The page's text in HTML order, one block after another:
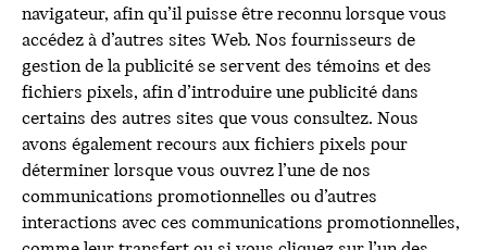
navigateur, afin qu’il puisse être reconnu lorsque vous
accédez à d’autres sites Web. Nos fournisseurs de
gestion de la publicité se servent des témoins et des
fichiers pixels, afin d’introduire une publicité dans
certains des autres sites que vous consultez. Nous
avons également recours aux fichiers pixels pour
déterminer lorsque vous ouvrez l’une de nos
communications promotionnelles ou d’autres
interactions avec ces communications promotionnelles,